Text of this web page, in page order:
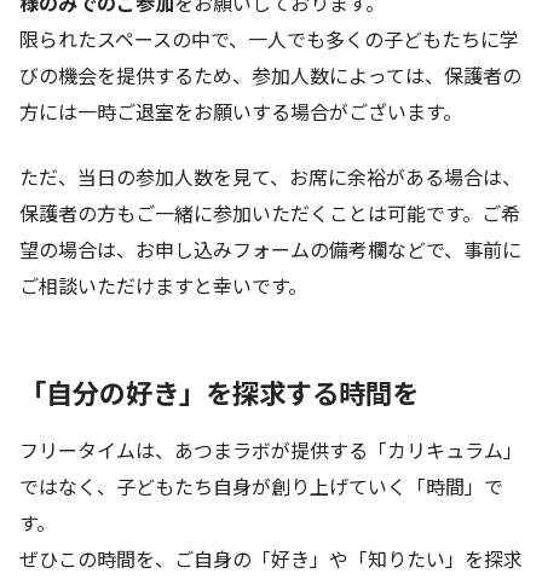
限られたスペースの中で、一人でも多くの子どもたちに学
びの機会を提供するため、参加人数によっては、保護者の
方には一時ご退室をお願いする場合がございます。
ただ、当日の参加人数を見て、お席に余裕がある場合は、
保護者の方もご一緒に参加いただくことは可能です。ご希
望の場合は、お申し込みフォームの備考欄などで、事前に
ご相談いただけますと幸いです。
「自分の好き」を探求する時間を
フリータイムは、あつまラボが提供する「カリキュラム」
ではなく、子どもたち自身が創り上げていく「時間」で
す。
ぜひこの時間を、ご自身の「好き」や「知りたい」を探求